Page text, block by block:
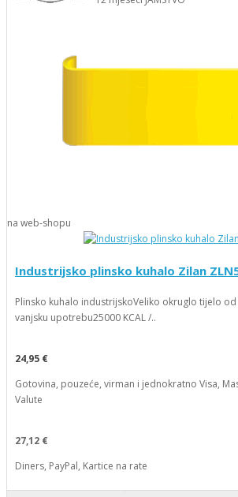
na web-shopu
Industrijsko plinsko kuhalo Zilan
Plinsko kuhalo industrijskoVeliko okruglo tijelo
vanjsku upotrebu25000 KCAL /..
24,95 €
Gotovina, pouzeće, virman i jednokratno Visa,
Valute
27,12 €
Diners, PayPal, Kartice na rate